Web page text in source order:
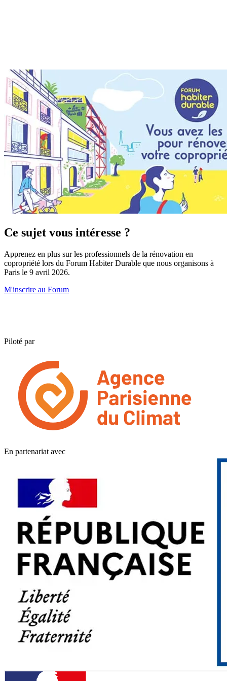
Ce sujet vous intéresse ?
Apprenez en plus sur les professionnels de la rénovation en
copropriété lors du Forum Habiter Durable que nous organisons à
Paris le 9 avril 2026.
M'inscrire au Forum
Piloté par
En partenariat avec